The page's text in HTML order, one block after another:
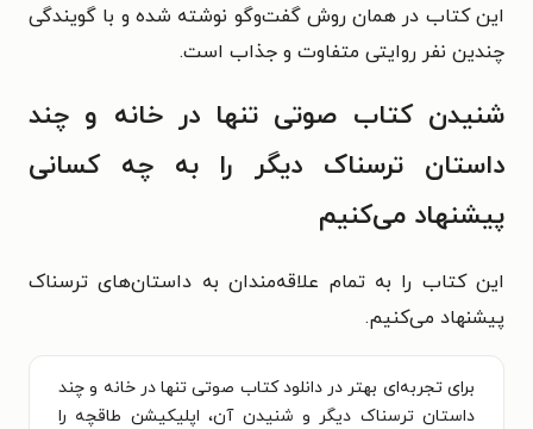
این کتاب در همان روش گفت‌وگو نوشته شده و با گویندگی
چندین نفر روایتی متفاوت و جذاب است.
شنیدن کتاب‌ صوتی تنها در خانه و چند
داستان ترسناک دیگر را به چه کسانی
پیشنهاد می‌کنیم
این کتاب را به تمام علاقه‌مندان به داستان‌های ترسناک
پیشنهاد می‌کنیم.
برای تجربه‌ای بهتر در دانلود کتاب صوتی تنها در خانه و چند
داستان ترسناک دیگر و شنیدن آن، اپلیکیشن طاقچه را